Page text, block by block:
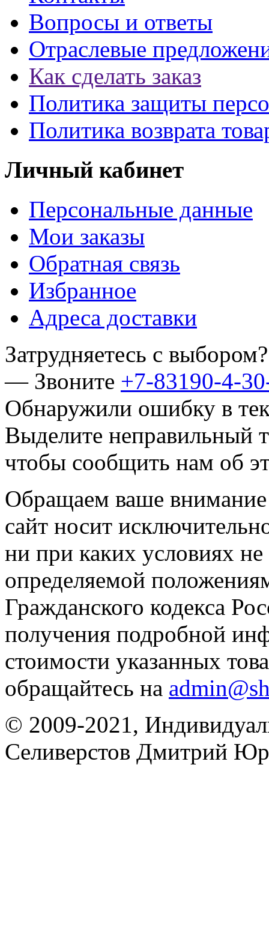
Вопросы и ответы
Отраслевые
Как сделать заказ
Политика защиты
Политика возврата
Личный кабинет
Персональные данные
Мои заказы
Обратная связь
Избранное
Адреса доставки
Затрудняетесь с выбором?
— Звоните +7-83190-4-
Обнаружили ошибку в
Выделите неправильный
чтобы сообщить нам об
Обращаем ваше
сайт носит
ни при каких условиях
определяемой
Гражданского кодекса
получения подробной
стоимости указанных
обращайтесь на
© 2009-2021,
Селиверстов Дмитрий